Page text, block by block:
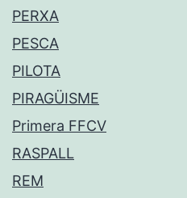
PERXA
PESCA
PILOTA
PIRAGÜISME
Primera FFCV
RASPALL
REM